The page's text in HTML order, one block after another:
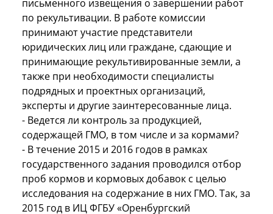
письменного извещения о завершении работ
по рекультивации. В работе комиссии
принимают участие представители
юридических лиц или граждане, сдающие и
принимающие рекультивированные земли, а
также при необходимости специалисты
подрядных и проектных организаций,
эксперты и другие заинтересованные лица.
- Ведется ли контроль за продукцией,
содержащей ГМО, в том числе и за кормами?
- В течение 2015 и 2016 годов в рамках
государственного задания проводился отбор
проб кормов и кормовых добавок с целью
исследования на содержание в них ГМО. Так, за
2015 год в ИЦ ФГБУ «Оренбургский